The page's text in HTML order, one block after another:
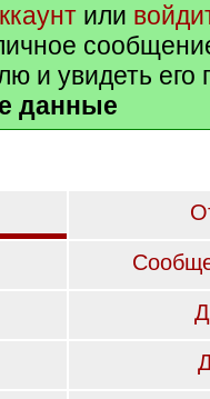
или
и увидеть его
данные